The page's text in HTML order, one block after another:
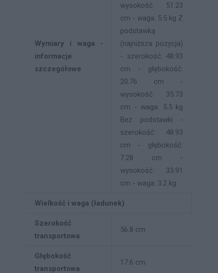
Wymiary i waga -
informacje
szczegółowe
wysokość: 51.23
cm - waga: 5.5 kg Z
podstawką
(najniższa pozycja)
- szerokość: 48.93
cm - głębokość:
20.76 cm -
wysokość: 35.73
cm - waga: 5.5 kg
Bez podstawki -
szerokość: 48.93
cm - głębokość:
7.28 cm -
wysokość: 33.91
cm - waga: 3.2 kg
Wielkość i waga (ładunek)
Szerokość
transportowa
56.8 cm
Głębokość
transportowa
17.6 cm